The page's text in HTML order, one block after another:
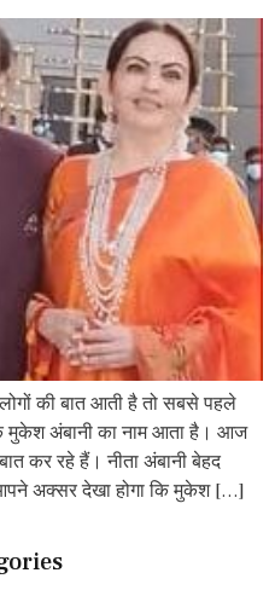
की बात आती है तो सबसे पहले
मुकेश अंबानी का नाम आता है। आज
कर रहे हैं। नीता अंबानी बेहद
अक्सर देखा होगा कि मुकेश […]